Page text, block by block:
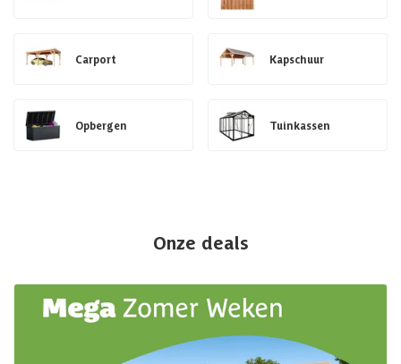
Carport Kapschuur
Opbergen Tuinkassen
Onze deals